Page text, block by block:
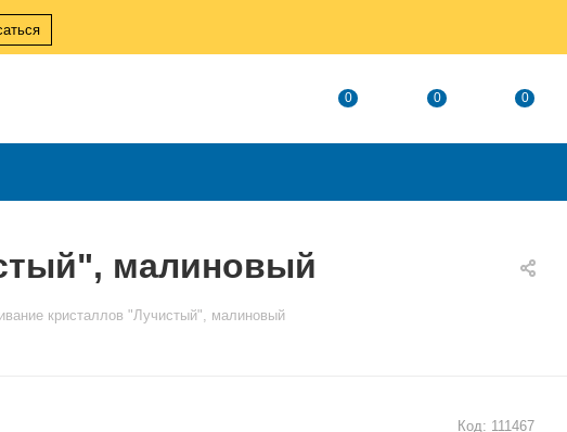
0 0 0
малиновый
кристаллов "Лучистый", малиновый
Код: 111467